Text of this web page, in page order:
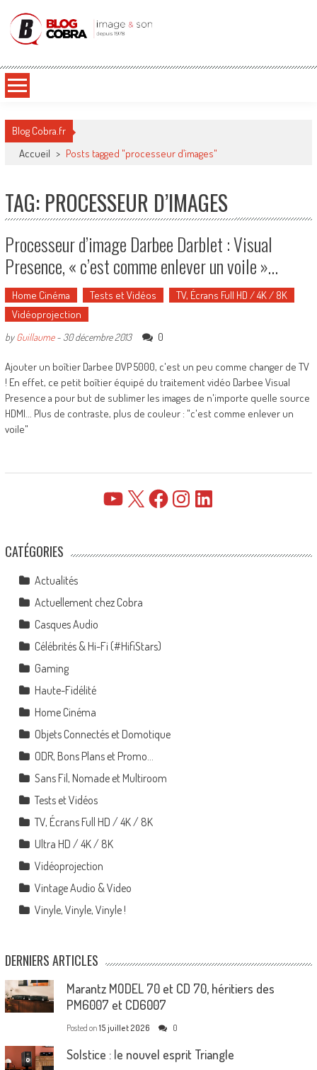
Blog Cobra
Blog Cobra.fr
Accueil > Posts tagged "processeur d’images"
TAG: PROCESSEUR D’IMAGES
Processeur d’image Darbee Darblet : Visual
Presence, « c’est comme enlever un voile »…
Home Cinéma Tests et Vidéos
TV, Écrans Full HD / 4K / 8K
Vidéoprojection
byGuillaume- 30 décembre 2013 0
Ajouter un boîtier Darbee DVP 5000, c'est un peu comme changer de TV
! En effet, ce petit boîtier équipé du traitement vidéo Darbee Visual
Presence a pour but de sublimer les images de n'importe quelle source
HDMI... Plus de contraste, plus de couleur : "c'est comme enlever un
voile"
YouTube FacebookInstagramLinkedIn
CATÉGORIES
Actualités
Actuellement chez Cobra
Casques Audio
Célébrités & Hi-Fi (#HifiStars)
Gaming
Haute-Fidélité
Home Cinéma
Objets Connectés et Domotique
ODR, Bons Plans et Promo…
Sans Fil, Nomade et Multiroom
Tests et Vidéos
TV, Écrans Full HD / 4K / 8K
Ultra HD / 4K / 8K
Vidéoprojection
Vintage Audio & Video
Vinyle, Vinyle, Vinyle !
DERNIERS ARTICLES
Marantz MODEL 70 et CD 70, héritiers des
PM6007 et CD6007
Posted on 15 juillet 2026 0
Solstice : le nouvel esprit Triangle